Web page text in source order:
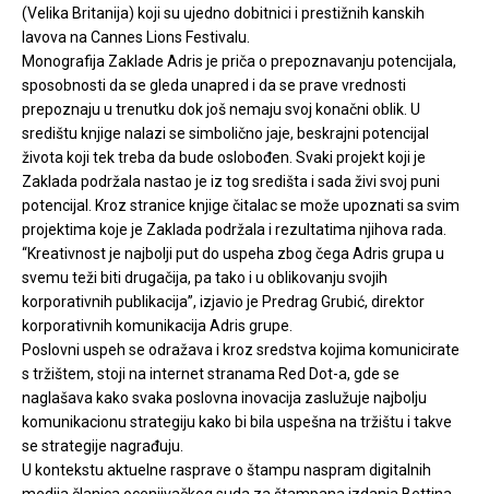
(Velika Britanija) koji su ujedno dobitnici i prestižnih kanskih
lavova na Cannes Lions Festivalu.
Monografija Zaklade Adris je priča o prepoznavanju potencijala,
sposobnosti da se gleda unapred i da se prave vrednosti
prepoznaju u trenutku dok još nemaju svoj konačni oblik. U
središtu knjige nalazi se simbolično jaje, beskrajni potencijal
života koji tek treba da bude oslobođen. Svaki projekt koji je
Zaklada podržala nastao je iz tog središta i sada živi svoj puni
potencijal. Kroz stranice knjige čitalac se može upoznati sa svim
projektima koje je Zaklada podržala i rezultatima njihova rada.
“Kreativnost je najbolji put do uspeha zbog čega Adris grupa u
svemu teži biti drugačija, pa tako i u oblikovanju svojih
korporativnih publikacija”, izjavio je Predrag Grubić, direktor
korporativnih komunikacija Adris grupe.
Poslovni uspeh se odražava i kroz sredstva kojima komunicirate
s tržištem, stoji na internet stranama Red Dot-a, gde se
naglašava kako svaka poslovna inovacija zaslužuje najbolju
komunikacionu strategiju kako bi bila uspešna na tržištu i takve
se strategije nagrađuju.
U kontekstu aktuelne rasprave o štampu naspram digitalnih